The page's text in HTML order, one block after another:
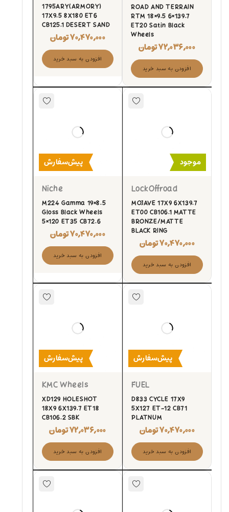
ROAD AND TERRAIN
RTM 18×9.5 6×139.7
ET20 Satin Black
Wheels
۷۲,۰۳۶,۰۰۰تومان
افزودن به سبد خرید
1795ARY(ARMORY)
17X9.5 8X180 ET6
CB125.1 DESERT SAND
۷۰,۴۷۰,۰۰۰تومان
افزودن به سبد خرید
موجود
LockOffroad
MOJAVE 17X9 6X139.7
ET00 CB106.1 MATTE
BRONZE/MATTE
BLACK RING
۷۰,۴۷۰,۰۰۰تومان
افزودن به سبد خرید
پیش‌سفارش
Niche
M224 Gamma 19×8.5
Gloss Black Wheels
5×120 ET35 CB72.6
۷۰,۴۷۰,۰۰۰تومان
افزودن به سبد خرید
پیش‌سفارش
FUEL
D833 CYCLE 17X9
5X127 ET-12 CB71
PLATNUM
۷۰,۴۷۰,۰۰۰تومان
افزودن به سبد خرید
پیش‌سفارش
KMC Wheels
XD129 HOLESHOT
18X9 6X139.7 ET18
CB106.2 SBK
۷۲,۰۳۶,۰۰۰تومان
افزودن به سبد خرید